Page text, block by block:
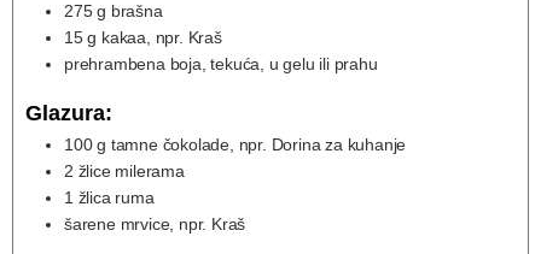
275 g brašna
15 g kakaa, npr. Kraš
prehrambena boja, tekuća, u gelu ili prahu
Glazura:
100 g tamne čokolade, npr. Dorina za kuhanje
2 žlice milerama
1 žlica ruma
šarene mrvice, npr. Kraš